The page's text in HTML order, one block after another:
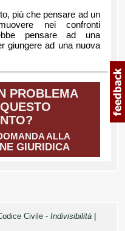
più che pensare ad un
nei confronti
pensare ad una
giungere ad una nuova
PROBLEMA
ALLA
GIURIDICA
Civile - Indivisibilità